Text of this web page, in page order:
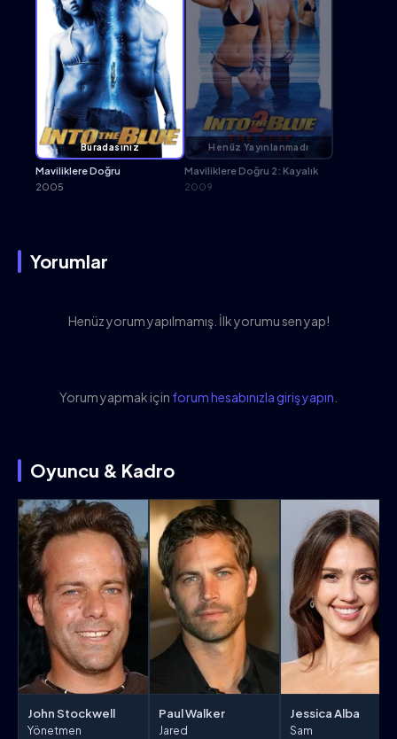
Buradasınız
Maviliklere Doğru
2005
Henüz Yayınlanmadı
Maviliklere Doğru 2: Kayalık
2009
Yorumlar
Henüz yorum yapılmamış. İlk yorumu sen yap!
Yorum yapmak için forum hesabınızla giriş yapın
Oyuncu & Kadro
John Stockwell
Yönetmen
Paul Walker
Jared
Jessica Alba
Sam